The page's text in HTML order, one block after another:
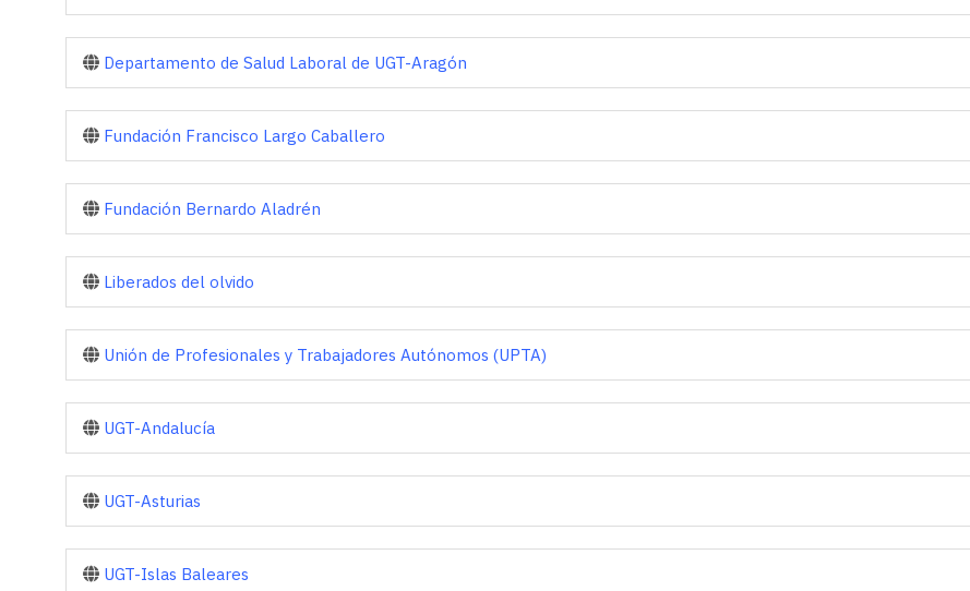
Departamento de Salud Laboral de UGT-Aragón
Fundación Francisco Largo Caballero
Fundación Bernardo Aladrén
Liberados del olvido
Unión de Profesionales y Trabajadores Autónomos (UPTA)
UGT-Andalucía
UGT-Asturias
UGT-Islas Baleares